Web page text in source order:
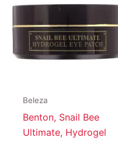
Beleza
Benton, Snail Bee
Ultimate, Hydrogel